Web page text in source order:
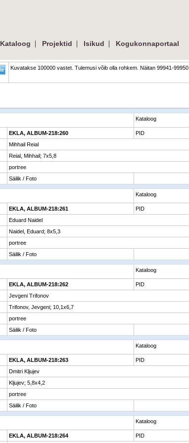
Kataloog | Projektid | Isikud |
Kogukonnaportaal
Kuvatakse 100000 vastet. Tulemusi võib olla rohkem. Näitan 99941-99950
Kataloog
EKLA, ALBUM-218:260 PID
Mihhail Reial
Reial, Mihhail; 7x5,8
portree
Säilik / Foto
Kataloog
EKLA, ALBUM-218:261 PID
Eduard Naidel
Naidel, Eduard; 8x5,3
portree
Säilik / Foto
Kataloog
EKLA, ALBUM-218:262 PID
Jevgeni Trifonov
Trifonov, Jevgeni; 10,1x6,7
portree
Säilik / Foto
Kataloog
EKLA, ALBUM-218:263 PID
Dmitri Kljujev
Kljujev; 5,8x4,2
portree
Säilik / Foto
Kataloog
EKLA, ALBUM-218:264 PID